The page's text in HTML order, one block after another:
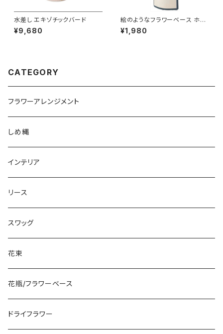
水差し エキゾチックバード
¥9,680
絵のようなフラワーベース ホワ
イト
¥1,980
CATEGORY
フラワーアレンジメント
しめ縄
インテリア
リース
スワッグ
花束
花瓶/フラワーベース
ドライフラワー